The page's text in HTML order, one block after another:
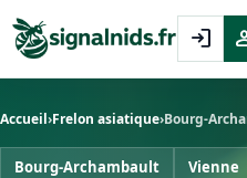
login
Accueil›Frelon asiatique›Bourg-
Bourg-Archambault Vienne